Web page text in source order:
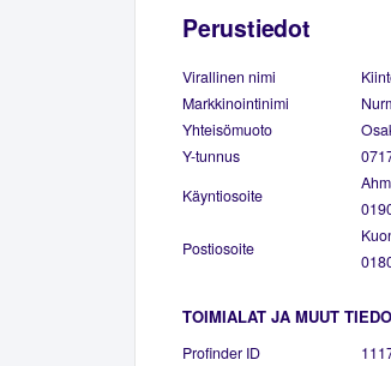
Perustiedot
Virallinen nimi
Markkinointinimi
Yhteisömuoto
Y-tunnus
Käyntiosoite
Postiosoite
TOIMIALAT JA MUUT
Profinder ID